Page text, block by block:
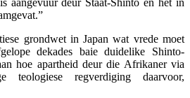
grondwet in Japan wat vrede moet
dekades baie duidelike Shinto-
hoe apartheid deur die Afrikaner via
regverdiging daarvoor,